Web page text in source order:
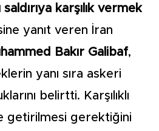
karşılık vermek
yanıt veren İran
Bakır Galibaf,
yanı sıra askeri
belirtti. Karşılıklı
getirilmesi gerektiğini